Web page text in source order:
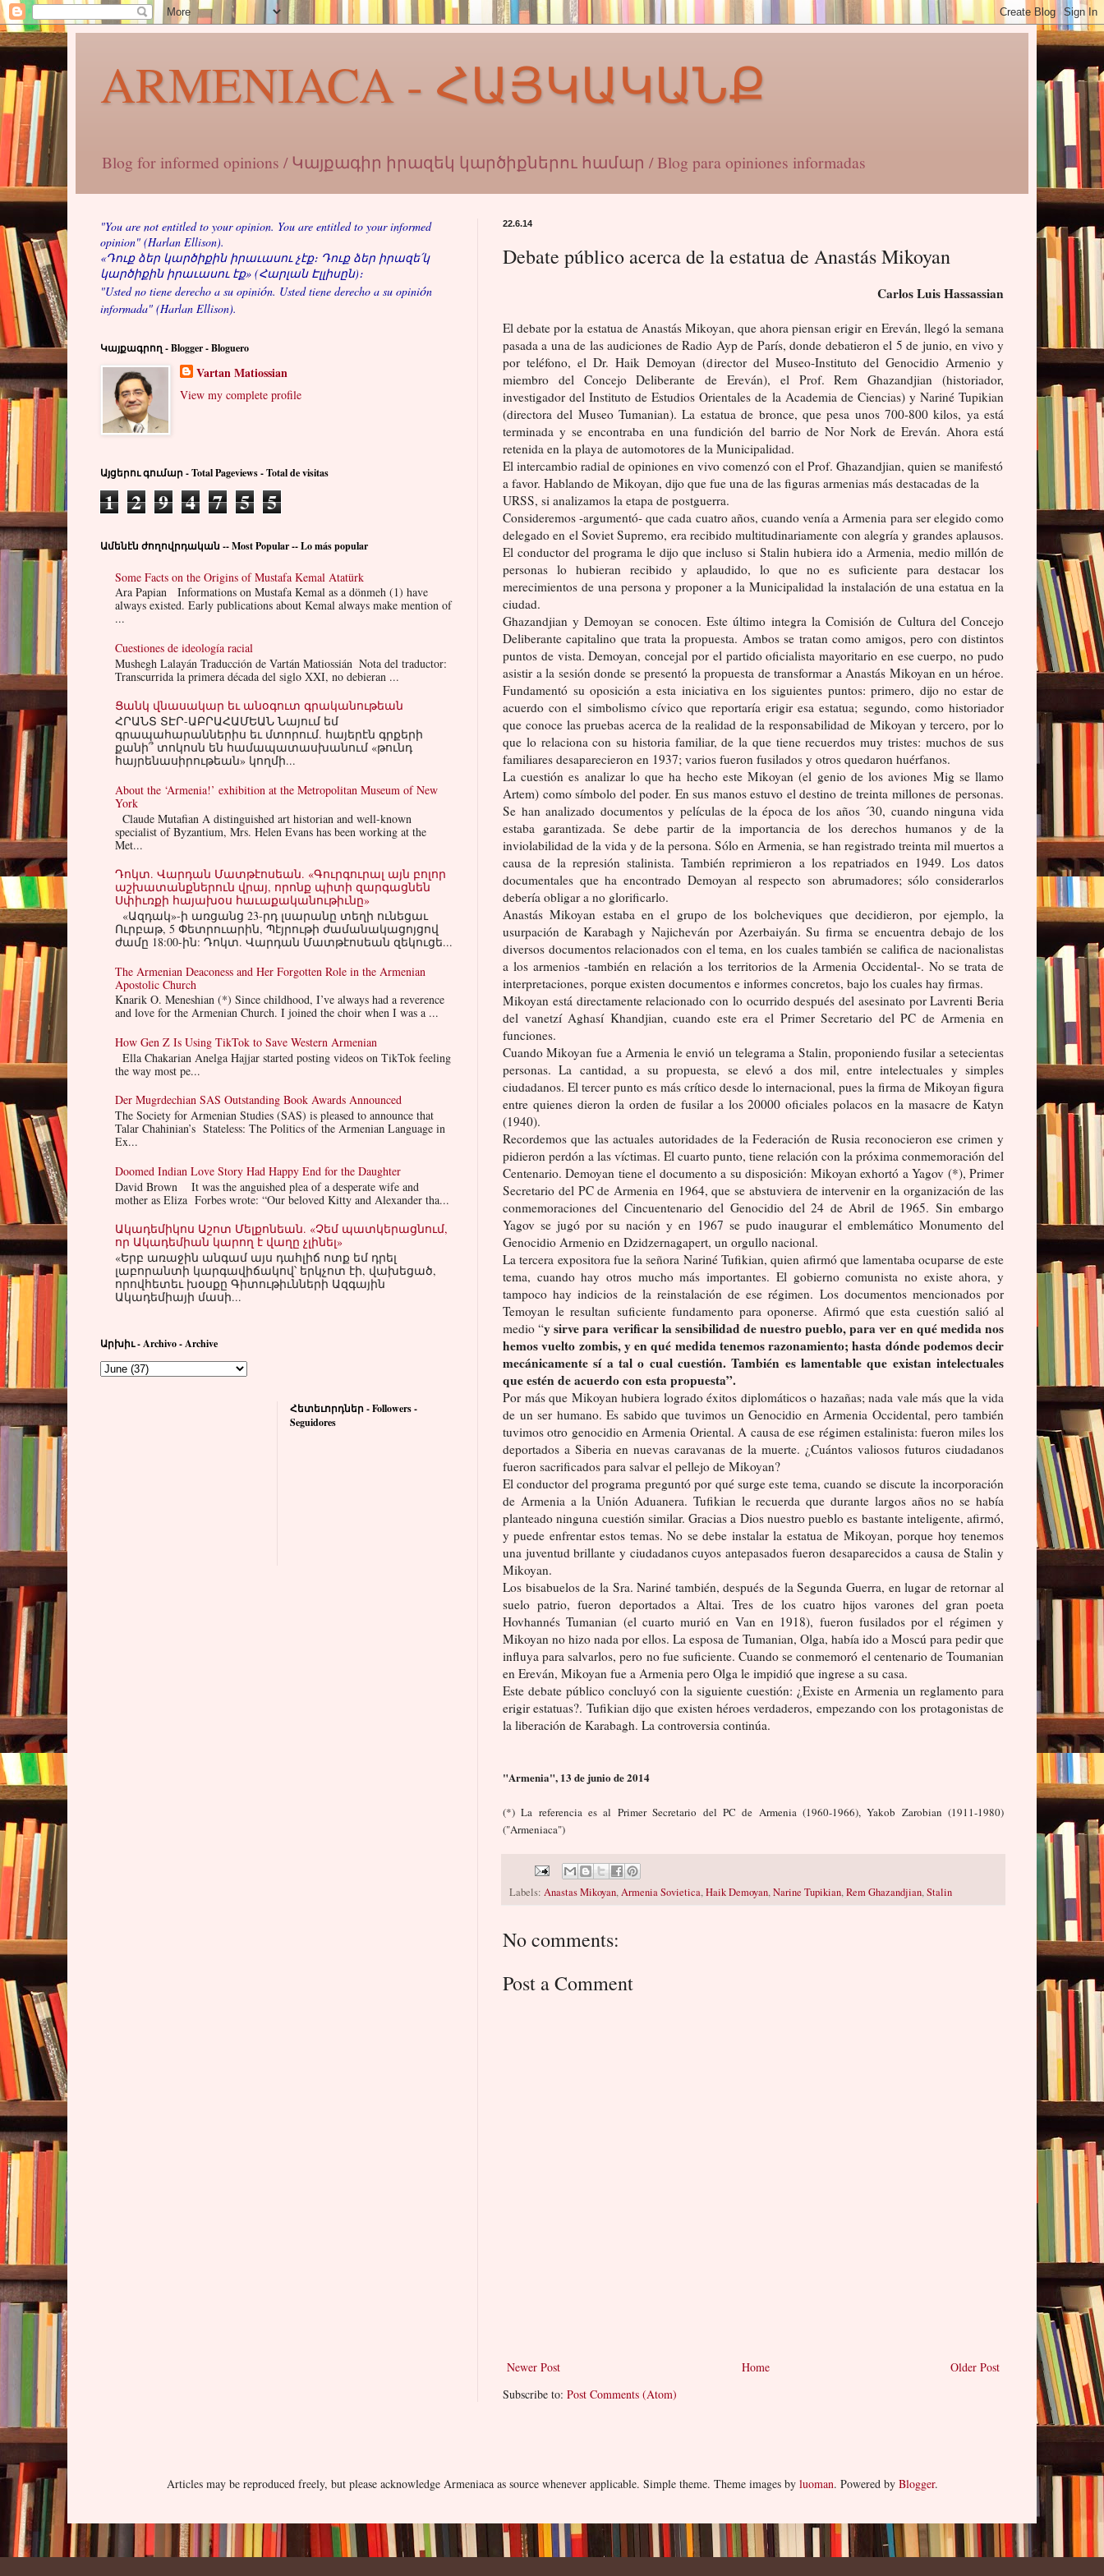
ARMENIACA - ՀԱՅԿԱԿԱՆՔ
Blog for informed opinions / Կայքագիր իրազեկ կարծիքներու համար / Blog para opiniones informadas
22.6.14
Debate público acerca de la estatua de Anastás Mikoyan
Carlos Luis Hassassian
El debate por la estatua de Anastás Mikoyan, que ahora piensan erigir en Ereván, llegó la semana
pasada a una de las audiciones de Radio Ayp de París, donde debatieron el 5 de junio, en vivo y
por teléfono, el Dr. Haik Demoyan (director del Museo-Instituto del Genocidio Armenio y
miembro del Concejo Deliberante de Ereván), el Prof. Rem Ghazandjian (historiador,
investigador del Instituto de Estudios Orientales de la Academia de Ciencias) y Nariné Tupikian
(directora del Museo Tumanian). La estatua de bronce, que pesa unos 700-800 kilos, ya está
terminada y se encontraba en una fundición del barrio de Nor Nork de Ereván. Ahora está
retenida en la playa de automotores de la Municipalidad.
El intercambio radial de opiniones en vivo comenzó con el Prof. Ghazandjian, quien se manifestó
a favor. Hablando de Mikoyan, dijo que fue una de las figuras armenias más destacadas de la
URSS, si analizamos la etapa de postguerra.
Consideremos -argumentó- que cada cuatro años, cuando venía a Armenia para ser elegido como
delegado en el Soviet Supremo, era recibido multitudinariamente con alegría y grandes aplausos.
El conductor del programa le dijo que incluso si Stalin hubiera ido a Armenia, medio millón de
personas lo hubieran recibido y aplaudido, lo que no es suficiente para destacar los
merecimientos de una persona y proponer a la Municipalidad la instalación de una estatua en la
ciudad.
Ghazandjian y Demoyan se conocen. Este último integra la Comisión de Cultura del Concejo
Deliberante capitalino que trata la propuesta. Ambos se tratan como amigos, pero con distintos
puntos de vista. Demoyan, concejal por el partido oficialista mayoritario en ese cuerpo, no pudo
asistir a la sesión donde se presentó la propuesta de transformar a Anastás Mikoyan en un héroe.
Fundamentó su oposición a esta iniciativa en los siguientes puntos: primero, dijo no estar de
acuerdo con el simbolismo cívico que reportaría erigir esa estatua; segundo, como historiador
que conoce las pruebas acerca de la realidad de la responsabilidad de Mikoyan y tercero, por lo
que lo relaciona con su historia familiar, de la que tiene recuerdos muy tristes: muchos de sus
familiares desaparecieron en 1937; varios fueron fusilados y otros quedaron huérfanos.
La cuestión es analizar lo que ha hecho este Mikoyan (el genio de los aviones Mig se llamo
Artem) como símbolo del poder. En sus manos estuvo el destino de treinta millones de personas.
Se han analizado documentos y películas de la época de los años ´30, cuando ninguna vida
estaba garantizada. Se debe partir de la importancia de los derechos humanos y de la
inviolabilidad de la vida y de la persona. Sólo en Armenia, se han registrado treinta mil muertos a
causa de la represión stalinista. También reprimieron a los repatriados en 1949. Los datos
documentales que ha encontrado Demoyan al respecto son abrumadores; sólo considerarlos
debería obligar a no glorificarlo.
Anastás Mikoyan estaba en el grupo de los bolcheviques que decidieron, por ejemplo, la
usurpación de Karabagh y Najicheván por Azerbaiyán. Su firma se encuentra debajo de los
diversos documentos relacionados con el tema, en los cuales también se califica de nacionalistas
a los armenios -también en relación a los territorios de la Armenia Occidental-. No se trata de
interpretaciones, porque existen documentos e informes concretos, bajo los cuales hay firmas.
Mikoyan está directamente relacionado con lo ocurrido después del asesinato por Lavrenti Beria
del vanetzí Aghasí Khandjian, cuando este era el Primer Secretario del PC de Armenia en
funciones.
Cuando Mikoyan fue a Armenia le envió un telegrama a Stalin, proponiendo fusilar a setecientas
personas. La cantidad, a su propuesta, se elevó a dos mil, entre intelectuales y simples
ciudadanos. El tercer punto es más crítico desde lo internacional, pues la firma de Mikoyan figura
entre quienes dieron la orden de fusilar a los 20000 oficiales polacos en la masacre de Katyn
(1940).
Recordemos que las actuales autoridades de la Federación de Rusia reconocieron ese crimen y
pidieron perdón a las víctimas. El cuarto punto, tiene relación con la próxima conmemoración del
Centenario. Demoyan tiene el documento a su disposición: Mikoyan exhortó a Yagov (*), Primer
Secretario del PC de Armenia en 1964, que se abstuviera de intervenir en la organización de las
conmemoraciones del Cincuentenario del Genocidio del 24 de Abril de 1965. Sin embargo
Yagov se jugó por su nación y en 1967 se pudo inaugurar el emblemático Monumento del
Genocidio Armenio en Dzidzernagapert, un orgullo nacional.
La tercera expositora fue la señora Nariné Tufikian, quien afirmó que lamentaba ocuparse de este
tema, cuando hay otros mucho más importantes. El gobierno comunista no existe ahora, y
tampoco hay indicios de la reinstalación de ese régimen. Los documentos mencionados por
Temoyan le resultan suficiente fundamento para oponerse. Afirmó que esta cuestión salió al
medio “y sirve para verificar la sensibilidad de nuestro pueblo, para ver en qué medida nos
hemos vuelto zombis, y en qué medida tenemos razonamiento; hasta dónde podemos decir
mecánicamente sí a tal o cual cuestión. También es lamentable que existan intelectuales
que estén de acuerdo con esta propuesta”.
Por más que Mikoyan hubiera logrado éxitos diplomáticos o hazañas; nada vale más que la vida
de un ser humano. Es sabido que tuvimos un Genocidio en Armenia Occidental, pero también
tuvimos otro genocidio en Armenia Oriental. A causa de ese régimen estalinista: fueron miles los
deportados a Siberia en nuevas caravanas de la muerte. ¿Cuántos valiosos futuros ciudadanos
fueron sacrificados para salvar el pellejo de Mikoyan?
El conductor del programa preguntó por qué surge este tema, cuando se discute la incorporación
de Armenia a la Unión Aduanera. Tufikian le recuerda que durante largos años no se había
planteado ninguna cuestión similar. Gracias a Dios nuestro pueblo es bastante inteligente, afirmó,
y puede enfrentar estos temas. No se debe instalar la estatua de Mikoyan, porque hoy tenemos
una juventud brillante y ciudadanos cuyos antepasados fueron desaparecidos a causa de Stalin y
Mikoyan.
Los bisabuelos de la Sra. Nariné también, después de la Segunda Guerra, en lugar de retornar al
suelo patrio, fueron deportados a Altai. Tres de los cuatro hijos varones del gran poeta
Hovhannés Tumanian (el cuarto murió en Van en 1918), fueron fusilados por el régimen y
Mikoyan no hizo nada por ellos. La esposa de Tumanian, Olga, había ido a Moscú para pedir que
influya para salvarlos, pero no fue suficiente. Cuando se conmemoró el centenario de Toumanian
en Ereván, Mikoyan fue a Armenia pero Olga le impidió que ingrese a su casa.
Este debate público concluyó con la siguiente cuestión: ¿Existe en Armenia un reglamento para
erigir estatuas?. Tufikian dijo que existen héroes verdaderos, empezando con los protagonistas de
la liberación de Karabagh. La controversia continúa.
"Armenia", 13 de junio de 2014
(*) La referencia es al Primer Secretario del PC de Armenia (1960-1966), Yakob Zarobian (1911-1980)
("Armeniaca")
Labels: Anastas Mikoyan,Armenia Sovietica,Haik Demoyan,Narine Tupikian,Rem Ghazandjian,Stalin
No comments:
Post a Comment
Newer Post Older Post
Home
Subscribe to: Post Comments (Atom)
"You are not entitled to your opinion. You are entitled to your informed
opinion" (Harlan Ellison).
«Դուք ձեր կարծիքին իրաւասու չէք։ Դուք ձեր իրազե՛կ
կարծիքին իրաւասու էք» (Հարլան Էլլիսըն)։
"Usted no tiene derecho a su opinión. Usted tiene derecho a su opinión
informada" (Harlan Ellison).
Կայքագրող - Blogger - Bloguero
Vartan Matiossian
View my complete profile
Այցերու գումար - Total Pageviews - Total de visitas
1 2 9 4 7 5 5
Ամենէն ժողովրդական -- Most Popular -- Lo más popular
Some Facts on the Origins of Mustafa Kemal Atatürk
Ara Papian Informations on Mustafa Kemal as a dönmeh (1) have
always existed. Early publications about Kemal always make mention of
...
Cuestiones de ideología racial
Mushegh Lalayán Traducción de Vartán Matiossián Nota del traductor:
Transcurrida la primera década del siglo XXI, no debieran ...
Ցանկ վնասակար եւ անօգուտ գրականութեան
ՀՐԱՆՏ ՏԷՐ-ԱԲՐԱՀԱՄԵԱՆ Նայում եմ
գրապահարաններիս եւ մտորում. հայերէն գրքերի
քանի՞ տոկոսն են համապատասխանում «թունդ
հայրենասիրութեան» կողմի...
About the ‘Armenia!’ exhibition at the Metropolitan Museum of New
York
Claude Mutafian A distinguished art historian and well-known
specialist of Byzantium, Mrs. Helen Evans has been working at the
Met...
Դոկտ. Վարդան Մատթէոսեան. «Գուրգուրալ այն բոլոր
աշխատանքներուն վրայ, որոնք պիտի զարգացնեն
Սփիւռքի հայախօս հաւաքականութիւնը»
«Ազդակ»-ի առցանց 23-րդ լսարանը տեղի ունեցաւ
Ուրբաթ, 5 Փետրուարին, Պէյրութի ժամանակացոյցով
ժամը 18:00-ին: Դոկտ. Վարդան Մատթէոսեան զեկուցե...
The Armenian Deaconess and Her Forgotten Role in the Armenian
Apostolic Church
Knarik O. Meneshian (*) Since childhood, I’ve always had a reverence
and love for the Armenian Church. I joined the choir when I was a ...
How Gen Z Is Using TikTok to Save Western Armenian
Ella Chakarian Anelga Hajjar started posting videos on TikTok feeling
the way most pe...
Der Mugrdechian SAS Outstanding Book Awards Announced
The Society for Armenian Studies (SAS) is pleased to announce that
Talar Chahinian’s Stateless: The Politics of the Armenian Language in
Ex...
Doomed Indian Love Story Had Happy End for the Daughter
David Brown It was the anguished plea of a desperate wife and
mother as Eliza Forbes wrote: “Our beloved Kitty and Alexander tha...
Ակադեմիկոս Աշոտ Մելքոնեան. «Չեմ պատկերացնում,
որ Ակադեմիան կարող է վաղը չլինել»
«Երբ առաջին անգամ այս դահլիճ ոտք եմ դրել
լաբորանտի կարգավիճակով՝ երկչոտ էի, վախեցած,
որովհետեւ խօսքը Գիտութիւնների Ազգային
Ակադեմիայի մասի...
Արխիւ - Archivo - Archive
Հետեւորդներ - Followers -
Seguidores
Articles may be reproduced freely, but please acknowledge Armeniaca as source whenever applicable. Simple theme. Theme images by luoman. Powered by Blogger.